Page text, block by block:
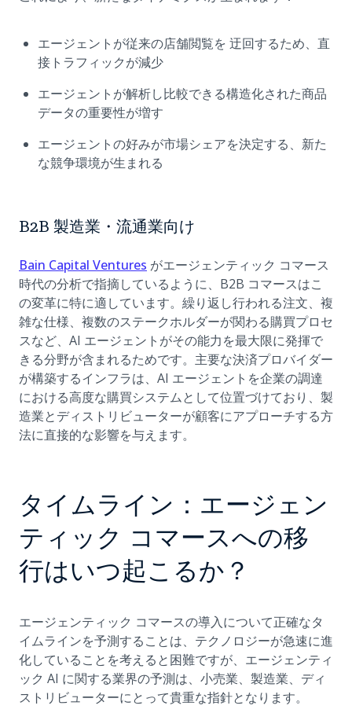
エージェントが従来の店舗閲覧を 迂回するため、直
接トラフィックが減少
エージェントが解析し比較できる構造化された商品
データの重要性が増す
エージェントの好みが市場シェアを決定する、新た
な競争環境が生まれる
B2B 製造業・流通業向け
Bain Capital Ventures (opens in a new tab)
がエージェンティック コマース
時代の分析で指摘しているように、B2B コマースはこ
の変革に特に適しています。繰り返し行われる注文、複
雑な仕様、複数のステークホルダーが関わる購買プロセ
スなど、AI エージェントがその能力を最大限に発揮で
きる分野が含まれるためです。主要な決済プロバイダー
が構築するインフラは、AI エージェントを企業の調達
における高度な購買システムとして位置づけており、製
造業とディストリビューターが顧客にアプローチする方
法に直接的な影響を与えます。
タイムライン：エージェン
ティック コマースへの移
行はいつ起こるか？
エージェンティック コマースの導入について正確なタ
イムラインを予測することは、テクノロジーが急速に進
化していることを考えると困難ですが、エージェンティ
ック AI に関する業界の予測は、小売業、製造業、ディ
ストリビューターにとって貴重な指針となります。